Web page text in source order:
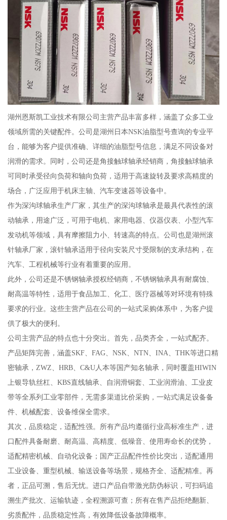
湖州恩斯凯工业技术有限公司主营产品丰富多样，涵盖了众多工业
领域所需的关键配件。公司是湖州日本NSK油脂型号查询的专业平
台，能够为客户提供准确、详细的油脂型号信息，满足不同设备对
润滑的需求。同时，公司还是角接触球轴承经销商，角接触球轴承
可同时承受径向负荷和轴向负荷，适用于高速旋转及要求高精度的
场合，广泛应用于机床主轴、汽车变速器等设备中。
作为深沟球轴承生产厂家，其生产的深沟球轴承是最具代表性的滚
动轴承，用途广泛，可用于电机、家用电器、仪器仪表、小型汽车
发动机等领域，具有摩擦阻力小、转速高的特点。公司也是湖州滚
针轴承厂家，滚针轴承适用于径向安装尺寸受限制的支承结构，在
汽车、工程机械等行业有着重要的应用。
此外，公司还是不锈钢轴承授权经销商，不锈钢轴承具有耐腐蚀、
耐高温等特性，适用于食品加工、化工、医疗器械等对环境有特殊
要求的行业。这些主营产品在公司的一站式采购体系中，为客户提
供了极大的便利。
公司主营产品的特点也十分突出。首先，品类齐全，一站式配齐。
产品矩阵完善，涵盖SKF、FAG、NSK、NTN、INA、THK等进口精
密轴承，ZWZ、HRB、C&U人本等国产知名轴承，同时覆盖HIWIN
上银导轨丝杠、KBS直线轴承、自润滑铜套、工业润滑油、工业皮
带等全系列工业零部件，无需多渠道比价采购，一站式满足设备备
件、机械配套、设备维保全需求。
其次，品质稳定，适配性强。所有产品均遵循行业高标准生产，进
口配件具备耐磨、耐高温、高精度、低噪音、使用寿命长的优势，
适配精密机械、自动化设备；国产正品配件性价比突出，适配通用
工业设备、重型机械、输送设备等场景，规格齐全、适配精准。再
者，正品可溯，售后无忧。进口产品自带激光防伪标识，可扫码追
溯生产批次、运输轨迹，全程溯源可查；所有在售产品拒绝翻新、
劣质配件，品质稳定性高，有效降低设备故障概率。